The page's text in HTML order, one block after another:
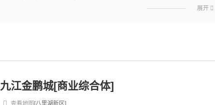
展开 
九江金鹏城[商业综合体]
[八里湖新区]
查看地图